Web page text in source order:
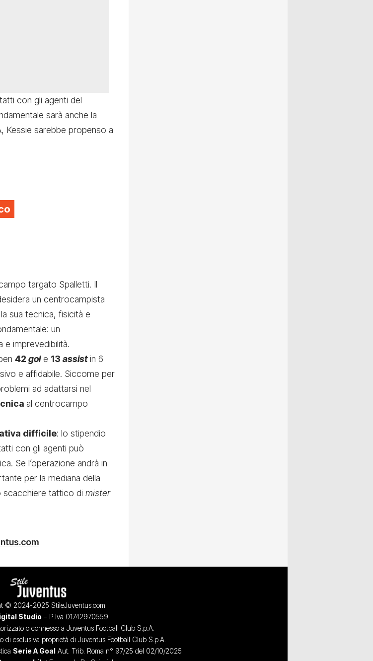
con gli agenti del
sarà anche la
Kessie sarebbe propenso a
targato Spalletti. Il
un centrocampista
sua tecnica, fisicità e
un
e imprevedibilità.
42 gole 13 assistin 6
e affidabile. Siccome per
ad adattarsi nel
al centrocampo
difficile: lo stipendio
con gli agenti può
Se l’operazione andrà in
per la mediana della
scacchiere tattico di mister
© 2024-2025 StileJuventus.com
Studio – P.Iva 01742970559
o connesso a Juventus Football Club S.p.A.
di esclusiva proprietà di Juventus Football Club S.p.A.
Serie A GoalAut. Trib. Roma n° 97/25 del 02/10/2025